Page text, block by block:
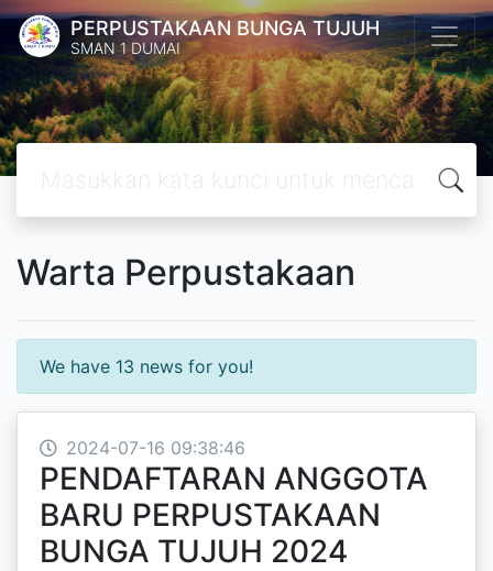
PERPUSTAKAAN BUNGA TUJUH
SMAN 1 DUMAI
Warta Perpustakaan
We have 13 news for you!
2024-07-16 09:38:46
PENDAFTARAN ANGGOTA
BARU PERPUSTAKAAN
BUNGA TUJUH 2024